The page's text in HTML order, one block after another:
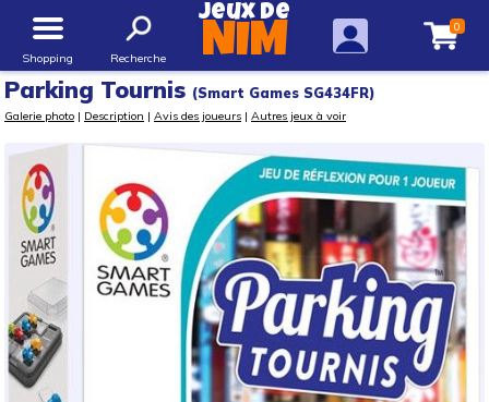
Shopping Recherche
Jeux de
NIM 0
Parking Tournis (Smart Games SG434FR)
Galerie photo | Description | Avis des joueurs | Autres jeux à voir